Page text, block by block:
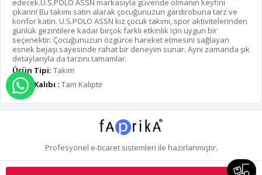
çıkarın! Bu takımı satın alarak çocuğunuzun gardırobuna tarz ve
konfor katın. U.S.POLO ASSN kız çocuk takımı, spor aktivitelerinden
günlük gezintilere kadar birçok farklı etkinlik için uygun bir
seçenektir. Çocuğunuzun özgürce hareket etmesini sağlayan
esnek bejaşı sayesinde rahat bir deneyim sunar. Aynı zamanda şık
detaylarıyla da tarzını tamamlar.
Ürün Tipi: Takım
Ürün Kalıbı : Tam Kalıptır
Profesyonel e-ticaretsistemleri ile hazırlanmıştır.
WHATSAPP İLE SİPARİŞ VER